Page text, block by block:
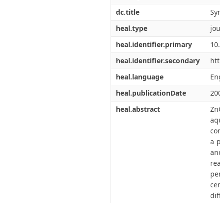
dc.title
heal.type
heal.identifier.primary
heal.identifier.secondary
heal.language
heal.publicationDate
heal.abstract
a